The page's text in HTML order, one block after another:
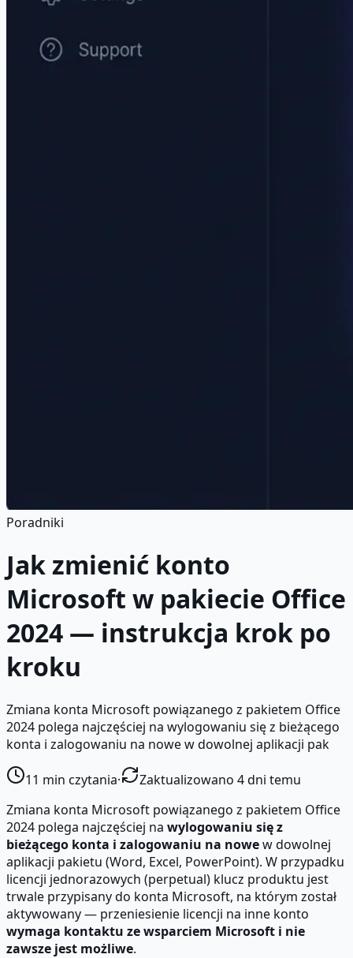
Poradniki
Jak zmienić konto
Microsoft w pakiecie Office
2024 — instrukcja krok po
kroku
Zmiana konta Microsoft powiązanego z pakietem Office
2024 polega najczęściej na wylogowaniu się z bieżącego
konta i zalogowaniu na nowe w dowolnej aplikacji pak
11 min czytania·
Zaktualizowano 4 dni temu
Zmiana konta Microsoft powiązanego z pakietem Office
2024 polega najczęściej na wylogowaniu się z
bieżącego konta i zalogowaniu na nowew dowolnej
aplikacji pakietu (Word, Excel, PowerPoint). W przypadku
licencji jednorazowych (perpetual) klucz produktu jest
trwale przypisany do konta Microsoft, na którym został
aktywowany — przeniesienie licencji na inne konto
wymaga kontaktu ze wsparciem Microsoft i nie
zawsze jest możliwe.